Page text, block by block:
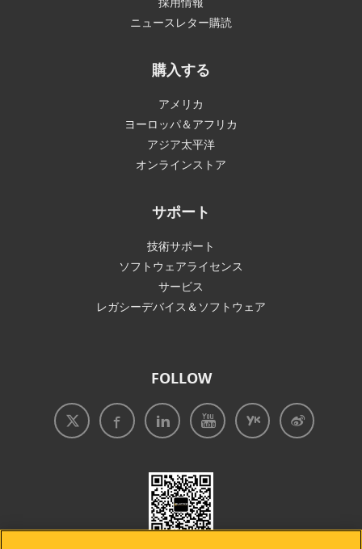
ニュースレター購読
購入する
アメリカ
ヨーロッパ＆アフリカ
アジア太平洋
オンラインストア
サポート
技術サポート
ソフトウェアライセンス
サービス
レガシーデバイス＆ソフトウェア
FOLLOW